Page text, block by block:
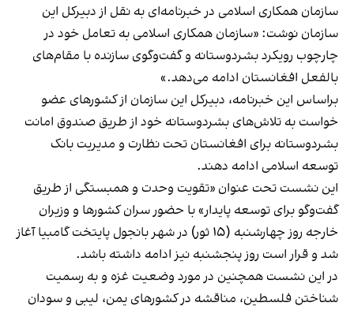
سازمان همکاری اسلامی در خبرنامه‌ای به نقل از دبیرکل این
سازمان نوشت: «سازمان‌ همکاری اسلامی به تعامل خود در
چارچوب رویکرد بشردوستانه و گفت‌و‌گوی سازنده با مقام‌های
بالفعل افغانستان ادامه می‌دهد.»
براساس این خبرنامه، دبیرکل این سازمان از کشورهای عضو
خواست به تلاش‌های بشردوستانه خود از طریق صندوق امانت
بشردوستانه برای افغانستان تحت نظارت و مدیریت بانک
توسعه اسلامی ادامه دهند.
این نشست تحت عنوان «تقویت وحدت و همبستگی از طریق
گفت‌و‌گو برای توسعه پایدار» با حضور سران کشورها و وزیران
خارجه روز چهارشنبه (۱۵ ثور) در شهر بانجول پایتخت گامبیا آغاز
شد و قرار است روز پنجشنبه نیز ادامه داشته باشد.
در این نشست همچنین در مورد وضعیت غزه و به رسمیت
شناختن فلسطین، مناقشه در کشورهای یمن، لیبی و سودان